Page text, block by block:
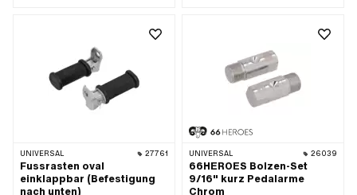
UNIVERSAL 27761
Fussrasten oval
einklappbar (Befestigung
nach unten)
UNIVERSAL 26039
66HEROES Bolzen-Set
9/16" kurz Pedalarme
Chrom